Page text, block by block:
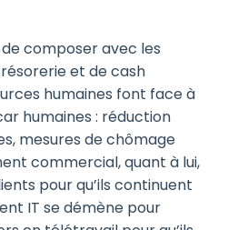
de composer avec les
et de cash
humaines font face à
humaines : réduction
mesures de chômage
commercial, quant à lui,
pour qu’ils continuent
IT se démène pour